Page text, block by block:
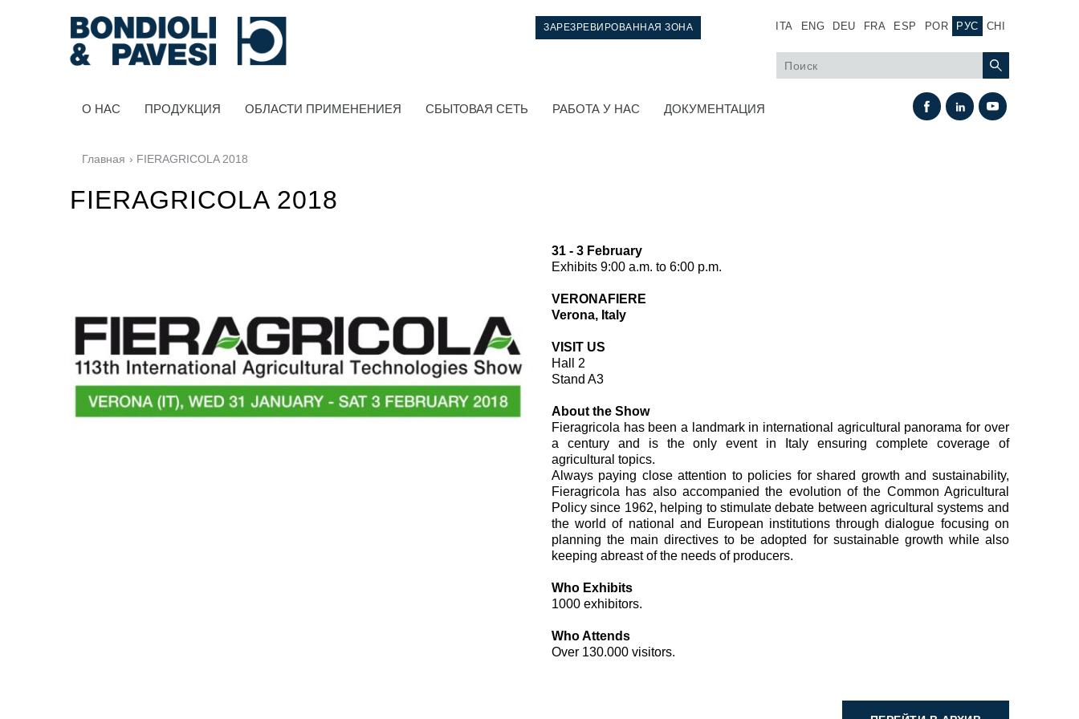
ITA ENG DEU FRA ESP POR РУС CHI
ЗАРЕЗРЕВИРОВАННАЯ ЗОНА
O HAC ПРОДУКЦИЯ ОБЛАСТИ ПРИМЕНЕНИЕЯ СБЫТОВАЯ СЕТЬ РАБОТА У НАС ДОКУМЕНТАЦИЯ
Карданные передачи
Стандартные Редукторы
Редукторы, производимые для Bondioli & Pavesi
Редукторы с параллельными валами
Редукторы специального назначения
Интегрированные гидравлические блоки
Распределители
Картридж клапаны
Клапаны гидравлических линий
Элементы сервоконтроля
Электронные компоненты системы управления
Главная › FIERAGRICOLA 2018
FIERAGRICOLA 2018
31 - 3 February
Exhibits 9:00 a.m. to 6:00 p.m.
VERONAFIERE
Verona, Italy
VISIT US
Hall 2
Stand A3
About the Show
Fieragricola has been a landmark in international agricultural panorama for over
a century and is the only event in Italy ensuring complete coverage of
agricultural topics.
Always paying close attention to policies for shared growth and sustainability,
Fieragricola has also accompanied the evolution of the Common Agricultural
Policy since 1962, helping to stimulate debate between agricultural systems and
the world of national and European institutions through dialogue focusing on
planning the main directives to be adopted for sustainable growth while also
keeping abreast of the needs of producers.
Who Exhibits
1000 exhibitors.
Who Attends
Over 130.000 visitors.